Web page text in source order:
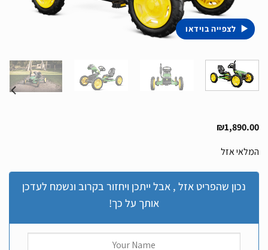
לצפייה בוידאו
₪1,890.00
המלאי אזל
נכון שהפריט אזל , אבל ייתכן ויחזור בקרוב ונשמח לעדכן
אותך על כך!